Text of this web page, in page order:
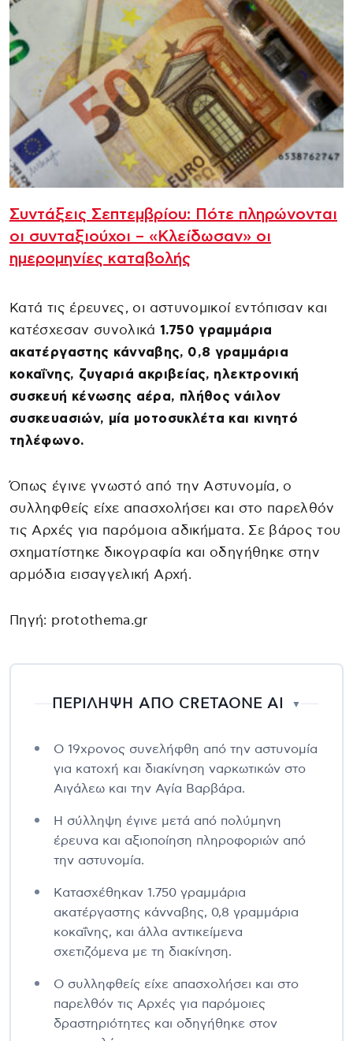
Συντάξεις Σεπτεμβρίου: Πότε πληρώνονται
οι συνταξιούχοι – «Κλείδωσαν» οι
ημερομηνίες καταβολής
Κατά τις έρευνες, οι αστυνομικοί εντόπισαν και
κατέσχεσαν συνολικά1.750 γραμμάρια
ακατέργαστης κάνναβης, 0,8 γραμμάρια
κοκαΐνης, ζυγαριά ακριβείας, ηλεκτρονική
συσκευή κένωσης αέρα, πλήθος νάιλον
συσκευασιών, μία μοτοσυκλέτα και κινητό
τηλέφωνο.
Όπως έγινε γνωστό από την Αστυνομία, ο
συλληφθείς είχε απασχολήσει και στο παρελθόν
τις Αρχές για παρόμοια αδικήματα. Σε βάρος του
σχηματίστηκε δικογραφία και οδηγήθηκε στην
αρμόδια εισαγγελική Αρχή.
Πηγή: protothema.gr
ΠΕΡΙΛΗΨΗ ΑΠΟ CRETAONE AI ▼
Ο 19χρονος συνελήφθη από την αστυνομία
για κατοχή και διακίνηση ναρκωτικών στο
Αιγάλεω και την Αγία Βαρβάρα.
Η σύλληψη έγινε μετά από πολύμηνη
έρευνα και αξιοποίηση πληροφοριών από
την αστυνομία.
Κατασχέθηκαν 1.750 γραμμάρια
ακατέργαστης κάνναβης, 0,8 γραμμάρια
κοκαΐνης, και άλλα αντικείμενα
σχετιζόμενα με τη διακίνηση.
Ο συλληφθείς είχε απασχολήσει και στο
παρελθόν τις Αρχές για παρόμοιες
δραστηριότητες και οδηγήθηκε στον